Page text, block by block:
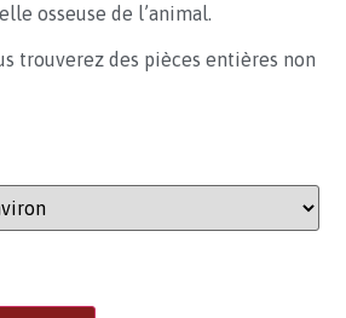
osseuse de l’animal.
trouverez des pièces entières non